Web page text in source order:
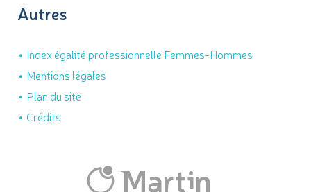
Autres
Index égalité professionnelle Femmes-Hommes
Mentions légales
Plan du site
Crédits